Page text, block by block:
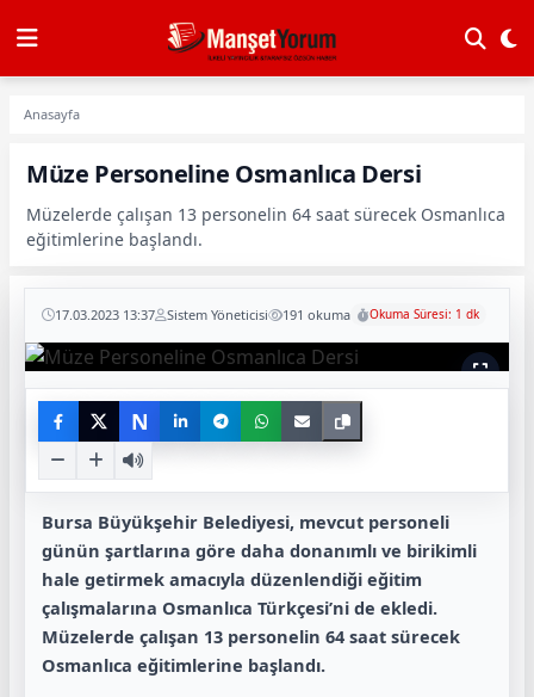
Anasayfa
Müze Personeline Osmanlıca Dersi
Müzelerde çalışan 13 personelin 64 saat sürecek Osmanlıca
eğitimlerine başlandı.
17.03.2023 13:37 Sistem Yöneticisi 191 okuma Okuma Süresi: 1 dk
N
Bursa Büyükşehir Belediyesi, mevcut personeli
günün şartlarına göre daha donanımlı ve birikimli
hale getirmek amacıyla düzenlendiği eğitim
çalışmalarına Osmanlıca Türkçesi’ni de ekledi.
Müzelerde çalışan 13 personelin 64 saat sürecek
Osmanlıca eğitimlerine başlandı.